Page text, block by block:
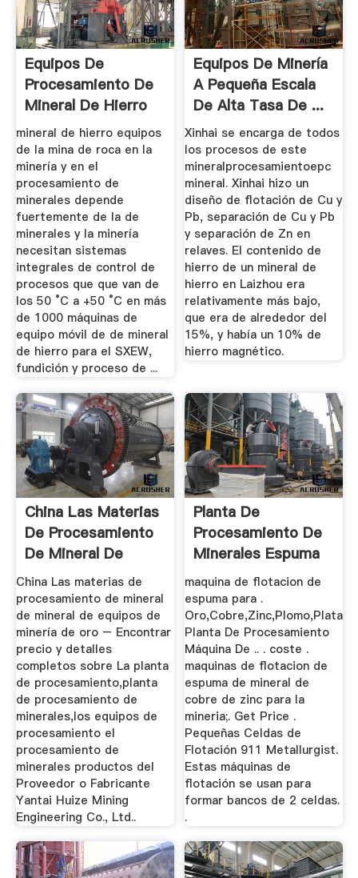
Equipos De
Procesamiento De
Mineral De Hierro
Para La Venta
mineral de hierro equipos
de la mina de roca en la
minería y en el
procesamiento de
minerales depende
fuertemente de la de
minerales y la minería
necesitan sistemas
integrales de control de
procesos que que van de
los 50 °C a +50 °C en más
de 1000 máquinas de
equipo móvil de de mineral
de hierro para el SXEW,
fundición y proceso de ...
Equipos De Minería
A Pequeña Escala
De Alta Tasa De ...
Xinhai se encarga de todos
los procesos de este
mineralprocesamientoepc
mineral. Xinhai hizo un
diseño de flotación de Cu y
Pb, separación de Cu y Pb
y separación de Zn en
relaves. El contenido de
hierro de un mineral de
hierro en Laizhou era
relativamente más bajo,
que era de alrededor del
15%, y había un 10% de
hierro magnético.
China Las Materias
De Procesamiento
De Mineral De
Mineral ...
China Las materias de
procesamiento de mineral
de mineral de equipos de
minería de oro – Encontrar
precio y detalles
completos sobre La planta
de procesamiento,planta
de procesamiento de
minerales,los equipos de
procesamiento el
procesamiento de
minerales productos del
Proveedor o Fabricante
Yantai Huize Mining
Engineering Co., Ltd..
Planta De
Procesamiento De
Minerales Espuma
De Mineral De ...
maquina de flotacion de
espuma para .
Oro,Cobre,Zinc,Plomo,Plata
Planta De Procesamiento
Máquina De .. . coste .
maquinas de flotacion de
espuma de mineral de
cobre de zinc para la
mineria;. Get Price .
Pequeñas Celdas de
Flotación 911 Metallurgist.
Estas máquinas de
flotación se usan para
formar bancos de 2 celdas.
.